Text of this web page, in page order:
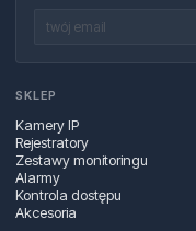
SKLEP
Kamery IP
Rejestratory
Zestawy monitoringu
Alarmy
Kontrola dostępu
Akcesoria